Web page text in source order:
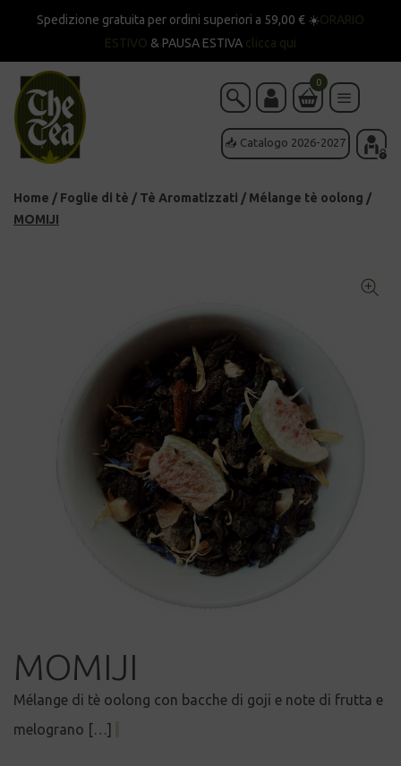
Spedizione gratuita per ordini superiori a 59,00 € ☀️ORARIO
ESTIVO & PAUSA ESTIVA clicca qui
📥 Catalogo 2026-2027
0
Home / Foglie di tè / Tè Aromatizzati / Mélange tè oolong /
MOMIJI
MOMIJI
Mélange di tè oolong con bacche di goji e note di frutta e
melograno […]